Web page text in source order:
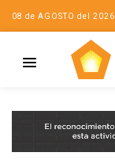
08 de AGOSTO del 2026